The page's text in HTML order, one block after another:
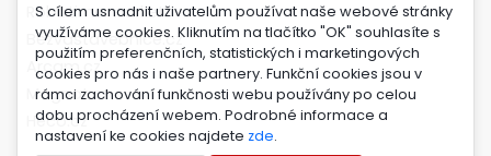
S cílem usnadnit uživatelům používat naše webové stránky
využíváme cookies. Kliknutím na tlačítko "OK" souhlasíte s
použitím preferenčních, statistických i marketingových
cookies pro nás i naše partnery. Funkční cookies jsou v
rámci zachování funkčnosti webu používány po celou
dobu procházení webem. Podrobné informace a
nastavení ke cookies najdete zde.
Robotime.market
Bezvastavebnice.cz
Arcam.cz
Magnat.cz
Heco.cz